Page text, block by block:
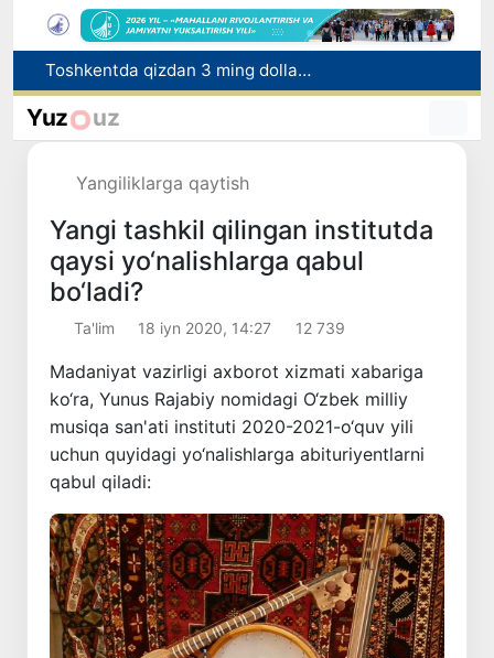
Jizzaxda «Yangi O‘zbekiston» va «Pravda Vostoka» gazetalarari kunlari o‘tkazildi
Uchqo‘rg‘onda Norin daryosi bo‘yida yangi ekoturizm maskani barpo etiladi
Yuz uz
Yangiliklarga qaytish
Yangi tashkil qilingan institutda
qaysi yo‘nalishlarga qabul
bo‘ladi?
Ta'lim 18 iyn 2020, 14:27 12 739
Madaniyat vazirligi axborot xizmati xabariga
ko‘ra, Yunus Rajabiy nomidagi O‘zbek milliy
musiqa san'ati instituti 2020-2021-o‘quv yili
uchun quyidagi yo‘nalishlarga abituriyentlarni
qabul qiladi: